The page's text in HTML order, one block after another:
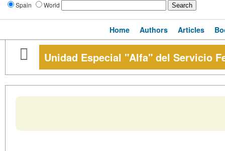
Spain World
Home Authors Articles
Unidad Especial "Alfa" del Servicio